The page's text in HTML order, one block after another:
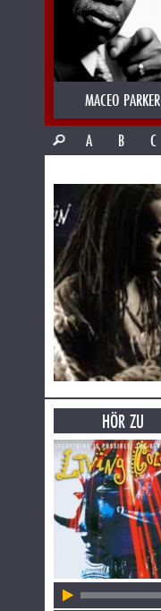
MACEO PARKER
A
B C
HÖR ZU